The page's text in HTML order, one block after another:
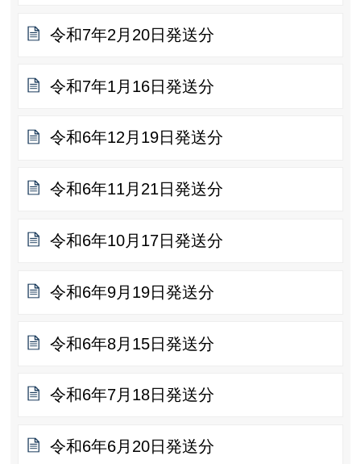
令和7年2月20日発送分
令和7年1月16日発送分
令和6年12月19日発送分
令和6年11月21日発送分
令和6年10月17日発送分
令和6年9月19日発送分
令和6年8月15日発送分
令和6年7月18日発送分
令和6年6月20日発送分